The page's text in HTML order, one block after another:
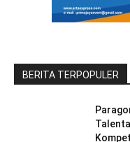
BERITA TERPOPULER